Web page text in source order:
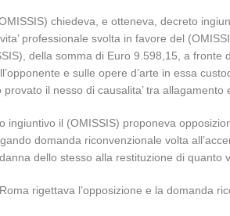
chiedeva, e otteneva, decreto
professionale svolta in favore del
della somma di Euro 9.598,15, a
e sulle opere d’arte in essa
il nesso di causalita’ tra
ingiuntivo il (OMISSIS) proponeva
domanda riconvenzionale volta
dello stesso alla restituzione di quanto
rigettava l’opposizione e la domanda